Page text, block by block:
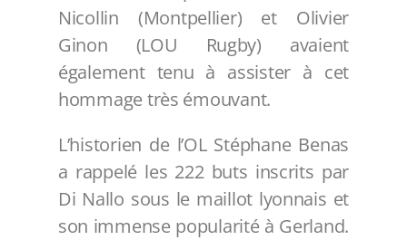
Nicollin (Montpellier) et Olivier
Ginon (LOU Rugby) avaient
également tenu à assister à cet
hommage très émouvant.
L’historien de l’OL Stéphane Benas
a rappelé les 222 buts inscrits par
Di Nallo sous le maillot lyonnais et
son immense popularité à Gerland.